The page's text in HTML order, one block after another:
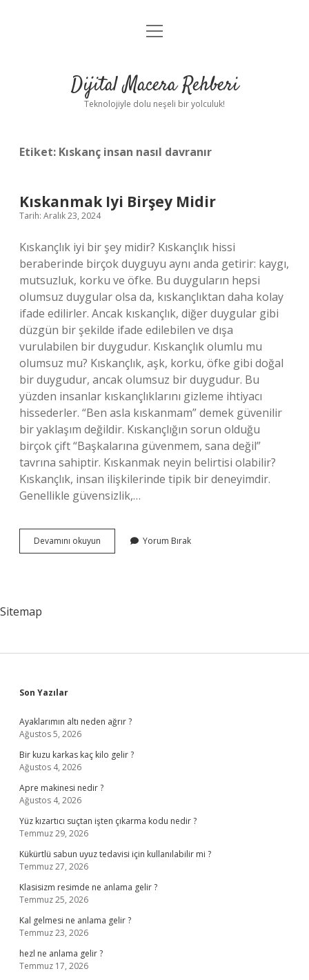
Anasayfa
Yasal Uyarı
menüyü
Dijital Macera Rehberi
Teknolojiyle dolu neşeli bir yolculuk!
Etiket: Kıskanç insan nasıl davranır
Kıskanmak Iyi Birşey Midir
Tarih: Aralık 23, 2024
Kıskançlık iyi bir şey midir? Kıskançlık hissi
beraberinde birçok duyguyu aynı anda getirir: kaygı,
mutsuzluk, korku ve öfke. Bu duyguların hepsi
olumsuz duygular olsa da, kıskançlıktan daha kolay
ifade edilirler. Ancak kıskançlık, diğer duygular gibi
düzgün bir şekilde ifade edilebilen ve dışa
vurulabilen bir duygudur. Kıskançlık olumlu mu
olumsuz mu? Kıskançlık, aşk, korku, öfke gibi doğal
bir duygudur, ancak olumsuz bir duygudur. Bu
yüzden insanlar kıskançlıklarını gizleme ihtiyacı
hissederler. “Ben asla kıskanmam” demek güvenilir
bir yaklaşım değildir. Kıskançlığın sorun olduğu
birçok çift “Başkalarına güvenmem, sana değil”
tavrına sahiptir. Kıskanmak neyin belirtisi olabilir?
Kıskançlık, insan ilişkilerinde tipik bir deneyimdir.
Genellikle güvensizlik,…
Devamını okuyun Kıskanmak
Iyi
Yorum Bırak
Sitemap
Sidebar
Son Yazılar
Ayaklarımın altı neden ağrır ?
Ağustos 5, 2026
Bir kuzu karkas kaç kilo gelir ?
Ağustos 4, 2026
Apre makinesi nedir ?
Ağustos 4, 2026
Yüz kızartıcı suçtan işten çıkarma kodu nedir ?
Temmuz 29, 2026
Kükürtlü sabun uyuz tedavisi için kullanılabilir mi ?
Temmuz 27, 2026
Klasisizm resimde ne anlama gelir ?
Temmuz 25, 2026
Kal gelmesi ne anlama gelir ?
Temmuz 23, 2026
hezl ne anlama gelir ?
Temmuz 17, 2026